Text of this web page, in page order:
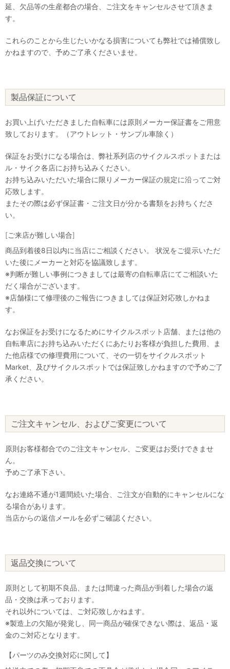
延、欠品等の生産都合の場合、ご注文をキャンセルさせて頂きま
す。
これらのことから生じたいかなる損害についても弊社では補償致し
かねますので、予めご了承くださいませ。
製品保証について
お買い上げいただきました自転車には原則メーカー保証書をご用意
致しております。（アウトレット・サンプル車除く）
保証をお受けになる場合は、弊社系列店のサイクルスポットまたは
ル・サイク各店にお持ち込みください。
お持ち込みいただいた場合に限りメーカー保証の規定に沿ってご対
応致します。
またその際は必ず保証書・ご注文日が分かる書類をお持ちくださ
い。
[ご来店が難しい場合]
商品到着後8日以内に当店にご相談ください。 状況をご提示いただ
いた後にメーカーと対応を協議致します。
※判断が難しい事例につきましては最寄の自転車店にてご相談いた
だく場合がございます。
※店舗様にて修理後のご報告につきましては保証対応致しかねま
す。
なお保証をお受けになるためにサイクルスポット店舗、または他の
自転車店にお持ち込みいただくにあたりお客様が負担した費用、ま
た他店様での修理費用について、その一切をサイクルスポット
Market、及びサイクルスポットでは保証致しかねますので予めご了
承ください。
ご注文キャンセル、およびご変更について
原則お客様都合でのご注文キャンセル、ご変更はお受けできませ
ん。
予めご了承下さい。
なお連絡不通が1週間続いた場合、ご注文が自動的にキャンセルにな
る場合があります。
当店からの返信メールを必ずご確認ください。
返品交換について
原則として初期不良品、または間違った商品が到着した場合の返
品・交換は承っております。
それ以外については、ご対応致しかねます。
※製造上の欠陥が発覚し、同一商品が確保できない際は、返品・返
金のご対応となります。
【パーツのみ交換対応に関して】